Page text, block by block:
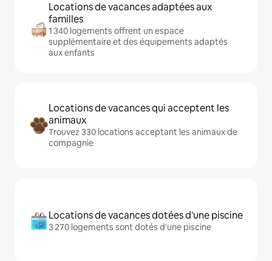
Locations de vacances adaptées aux
familles
1 340 logements offrent un espace
supplémentaire et des équipements adaptés
aux enfants
Locations de vacances qui acceptent les
animaux
Trouvez 330 locations acceptant les animaux de
compagnie
Locations de vacances dotées d'une piscine
3 270 logements sont dotés d'une piscine